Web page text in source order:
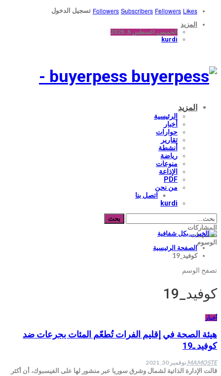
Likes
Followers
Subscribers
Followers تسجيل الدخول
المزيد
الخميس, أغسطس 6, 2026
kurdi
buyerpess -
المزيد
الرئيسية
أخبار
حوارات
تقارير
أنشطة
رياضة
منوعات
الإذاعة
PDF
من نحن
اتصل بنا
kurdi
المشاركات
التصنيفات
الوسوم
الصفحة الرئيسية
كوفيد_19
تصفح الوسم
كوفيد_19
أخبار
هيئة الصحة في إقليم الفرات تُطعّم المئات بجرعات ضد
كوفيد ـ19
MAMOSTE نوفمبر 30, 2021
قالت الإدارة الذاتية لشمال وشرق سوريا عبر منشور لها على الفيسبوك، أن أكثر